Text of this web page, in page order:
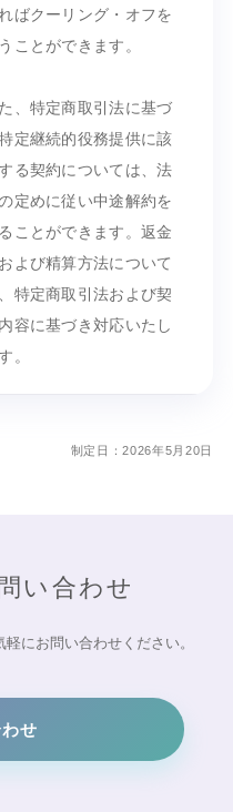
ばクーリング・オフを
ことができます。
、特定商取引法に基づ
定継続的役務提供に該
る契約については、法
定めに従い中途解約を
ことができます。返金
よび精算方法について
特定商取引法および契
容に基づき対応いたし
。
制定日：2026年5月20日
い合わせ
にお問い合わせください。
せ